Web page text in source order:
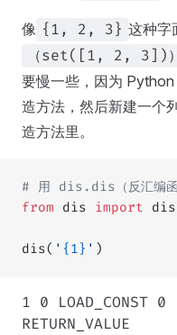
像 {1, 2, 3} 这种字
（set([1, 2, 3])）
要慢一些，因为
造方法，然后新建一个
造方法里。
# 用 dis.dis（反汇编函
from dis import dis
dis( ' {1} ' )
1 0 LOAD_CONST
RETURN_VALUE